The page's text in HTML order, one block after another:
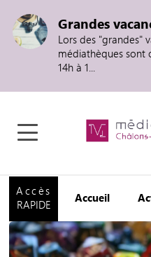
Lors des "grandes"
médiathèques sont
14h à 1...
Accès
RAPIDE
Accueil